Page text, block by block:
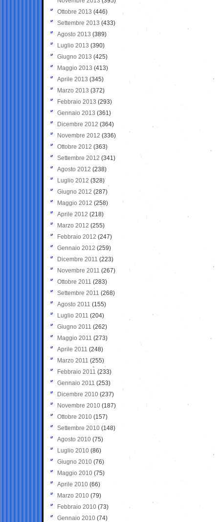
Ottobre 2013 (446)
Settembre 2013 (433)
Agosto 2013 (389)
Luglio 2013 (390)
Giugno 2013 (425)
Maggio 2013 (413)
Aprile 2013 (345)
Marzo 2013 (372)
Febbraio 2013 (293)
Gennaio 2013 (361)
Dicembre 2012 (364)
Novembre 2012 (336)
Ottobre 2012 (363)
Settembre 2012 (341)
Agosto 2012 (238)
Luglio 2012 (328)
Giugno 2012 (287)
Maggio 2012 (258)
Aprile 2012 (218)
Marzo 2012 (255)
Febbraio 2012 (247)
Gennaio 2012 (259)
Dicembre 2011 (223)
Novembre 2011 (267)
Ottobre 2011 (283)
Settembre 2011 (268)
Agosto 2011 (155)
Luglio 2011 (204)
Giugno 2011 (262)
Maggio 2011 (273)
Aprile 2011 (248)
Marzo 2011 (255)
Febbraio 2011 (233)
Gennaio 2011 (253)
Dicembre 2010 (237)
Novembre 2010 (187)
Ottobre 2010 (157)
Settembre 2010 (148)
Agosto 2010 (75)
Luglio 2010 (86)
Giugno 2010 (76)
Maggio 2010 (75)
Aprile 2010 (66)
Marzo 2010 (79)
Febbraio 2010 (73)
Gennaio 2010 (74)